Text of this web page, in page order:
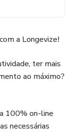
a Longevize!
ter mais
ao máximo?
100% on-line
necessárias